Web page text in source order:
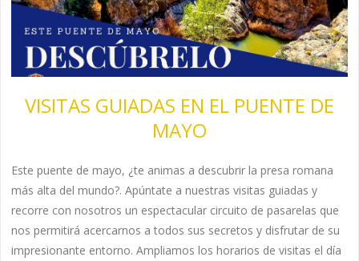
VISITAS GUIADAS EN EL PUENTE DE
MAYO
Este puente de mayo, ¿te animas a descubrir la presa romana
más alta del mundo?. Apúntate a nuestras visitas guiadas y
recorre con nosotros un espectacular circuito de pasarelas que
nos permitirá acercarnos a todos sus secretos y disfrutar de su
impresionante entorno. Ampliamos los horarios de visitas el día